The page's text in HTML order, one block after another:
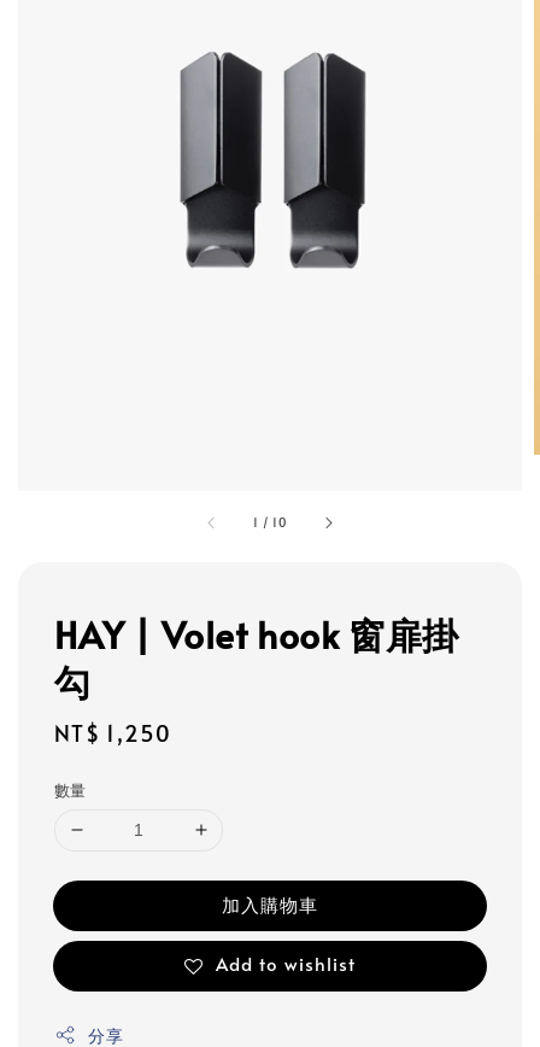
1 / 10
HAY | Volet hook 窗扉掛
勾
Regular
NT$ 1,250
數量
加入購物車
Add to wishlist
分享